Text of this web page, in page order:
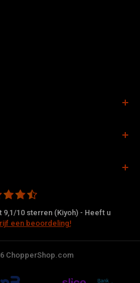
9,1/10 sterren (Kiyoh) - Heeft u
een beoordeling!
ChopperShop.com